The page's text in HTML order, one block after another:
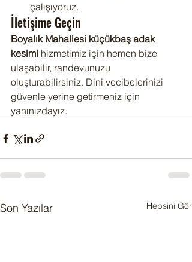
çalışıyoruz.
İletişime Geçin
Boyalık Mahallesi küçükbaş adak
kesimi hizmetimiz için hemen bize
ulaşabilir, randevunuzu
oluşturabilirsiniz. Dini vecibelerinizi
güvenle yerine getirmeniz için
yanınızdayız.
Son Yazılar Hepsini Gör